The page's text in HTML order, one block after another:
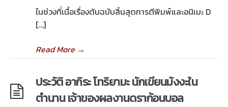
ในช่วงที่เนื้อเรื่องต้นฉบับสิ้นสุดการตีพิมพ์และอนิเมะ D
[…]
Read More→
ประวัติ อากิระ โทริยามะ นักเขียนมังงะใน
ตำนาน เจ้าของผลงานดราก้อนบอล